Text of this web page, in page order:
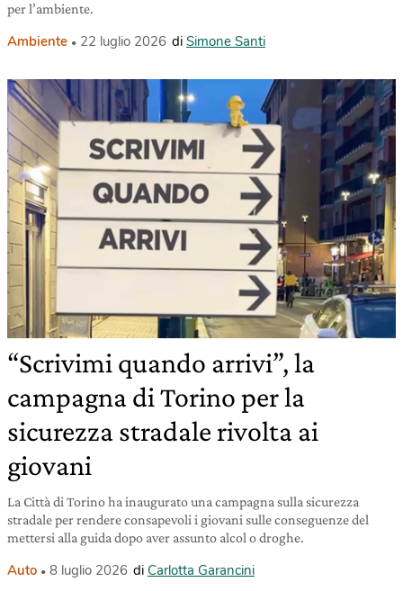
per l’ambiente.
Ambiente 22 luglio 2026 di Simone Santi
“Scrivimi quando arrivi”, la
campagna di Torino per la
sicurezza stradale rivolta ai
giovani
La Città di Torino ha inaugurato una campagna sulla sicurezza
stradale per rendere consapevoli i giovani sulle conseguenze del
mettersi alla guida dopo aver assunto alcol o droghe.
Auto 8 luglio 2026 di Carlotta Garancini